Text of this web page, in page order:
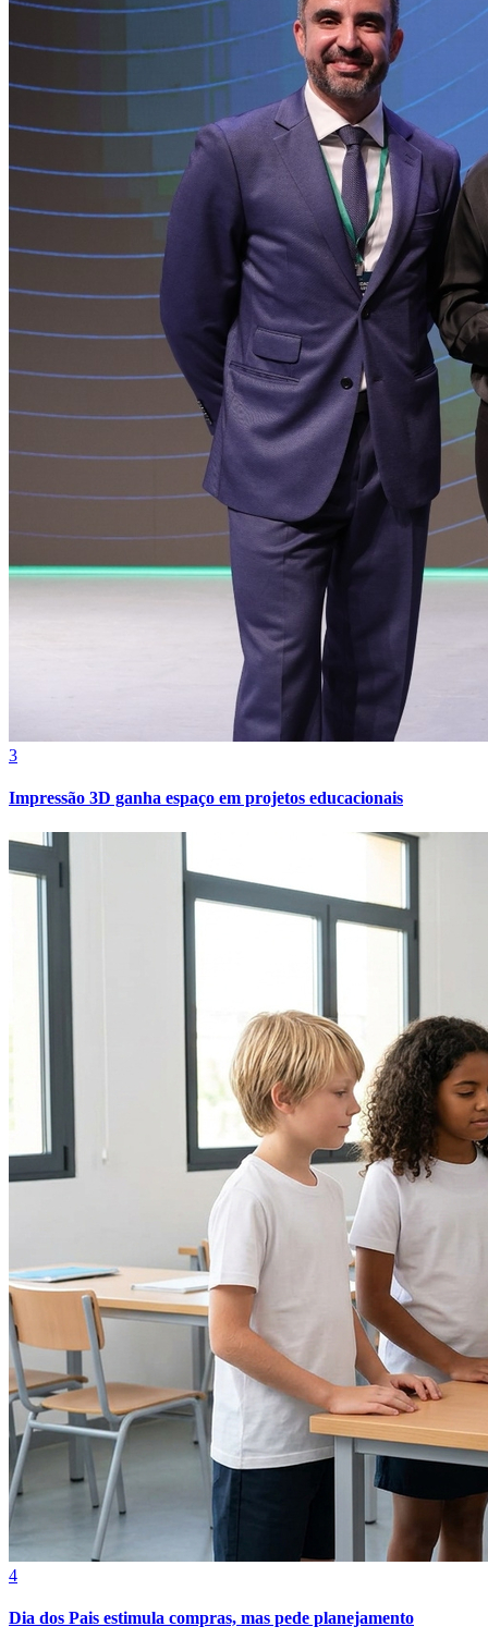
3
Impressão 3D ganha espaço em projetos educacionais
4
Dia dos Pais estimula compras, mas pede planejamento